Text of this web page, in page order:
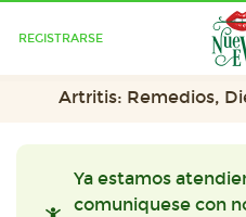
REGISTRARSE
Artritis: Remedios,
Ya estamos
comuniquese con